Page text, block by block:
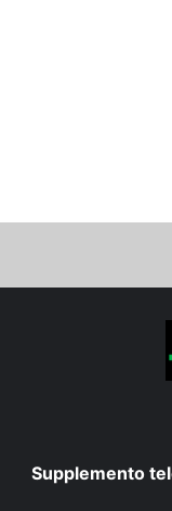
Supplemento